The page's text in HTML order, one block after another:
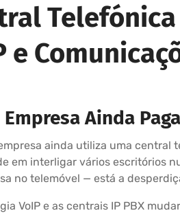
e
Empresa Ainda
ainda utiliza uma central
em interligar vários escritórios
no telemóvel — está a
VoIP e as centrais IP PBX